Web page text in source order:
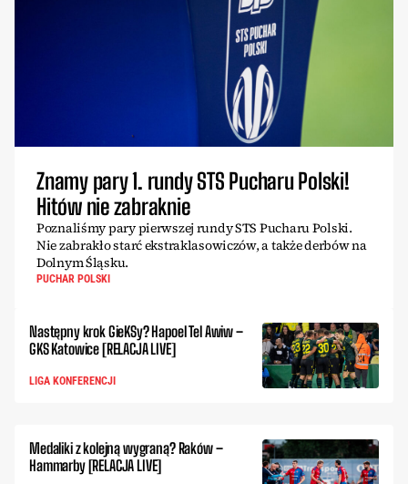
Znamy pary 1. rundy STS Pucharu Polski!
Hitów nie zabraknie
Poznaliśmy pary pierwszej rundy STS Pucharu Polski.
Nie zabrakło starć ekstraklasowiczów, a także derbów na
Dolnym Śląsku.
PUCHAR POLSKI
Następny krok GieKSy? Hapoel Tel Awiw –
GKS Katowice [RELACJA LIVE]
LIGA KONFERENCJI
Medaliki z kolejną wygraną? Raków –
Hammarby [RELACJA LIVE]